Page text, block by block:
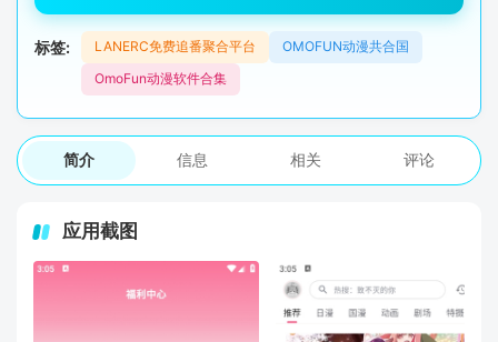
标签: LANERC免费追番聚合平台
OMOFUN动漫共合国
OmoFun动漫软件合集
简介 信息 相关 评论
应用截图